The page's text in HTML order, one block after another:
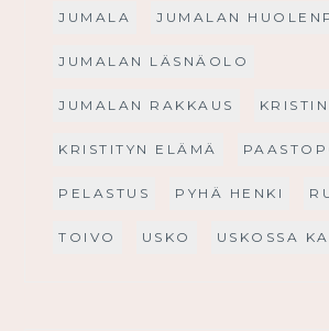
JUMALA JUMALAN
JUMALAN LÄSNÄOLO
JUMALAN RAKKAUS
KRISTITYN ELÄMÄ
PELASTUS PYHÄ HENKI
TOIVO USKO USKOSSA